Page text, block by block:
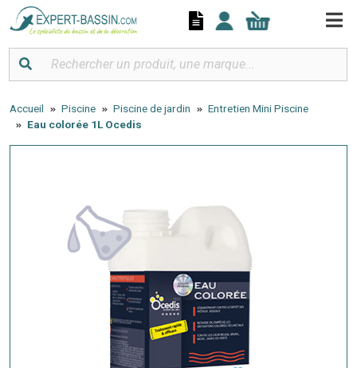
Accueil Piscine Piscine de jardin
Entretien Mini Piscine
Eau colorée 1L Ocedis
Panneau de gestion des cookies